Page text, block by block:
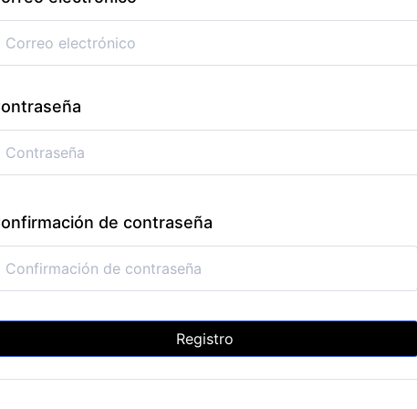
de contraseña
Registro